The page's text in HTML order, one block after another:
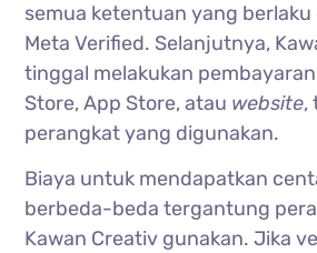
semua ketentuan yang
Meta Verified. Selanjutnya,
tinggal melakukan
Store, App Store, atau website,
perangkat yang digunakan.
Biaya untuk mendapatkan
berbeda-beda tergantung
Kawan Creativ gunakan. Jika